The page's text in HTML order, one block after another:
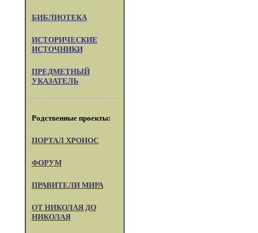
БИБЛИОТЕКА
ИСТОРИЧЕСКИЕ
ИСТОЧНИКИ
ПРЕДМЕТНЫЙ
УКАЗАТЕЛЬ
Родственные проекты:
ПОРТАЛ XPOHOC
ФОРУМ
ПРАВИТЕЛИ МИРА
ОТ НИКОЛАЯ ДО
НИКОЛАЯ